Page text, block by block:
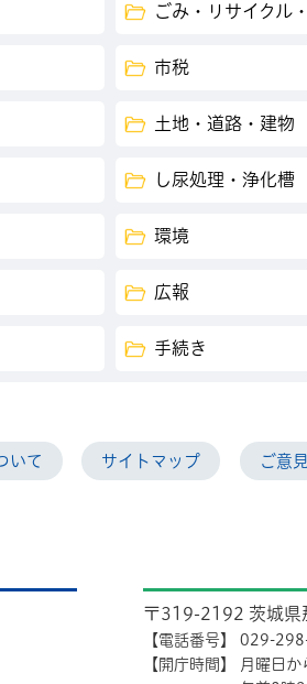
ごみ・リサイクル
市税
土地・道路・建物
し尿処理・浄化槽
環境
広報
手続き
いて サイトマップ ご意
〒319-2192 茨城県
【電話番号】
029-
【開庁時間】
月曜日か